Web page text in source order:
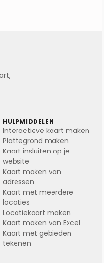
HULPMIDDELEN
Interactieve kaart maken
Plattegrond maken
Kaart insluiten op je
website
Kaart maken van
adressen
Kaart met meerdere
locaties
Locatiekaart maken
Kaart maken van Excel
Kaart met gebieden
tekenen